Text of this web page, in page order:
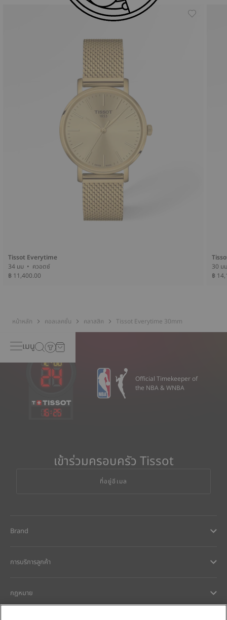
Tissot Everytime
34 มม • ควอตซ์
฿ 11,400.00
฿
หน้าหลัก คอลเลคชั่น คลาสสิค Tissot Everytime 30mm
เมนู
16:25
Official Timekeeper of
the NBA & WNBA
เข้าร่วมครอบครัว Tissot
ที่อยู่อีเมล
Brand
การบริการลูกค้า
กฎหมาย